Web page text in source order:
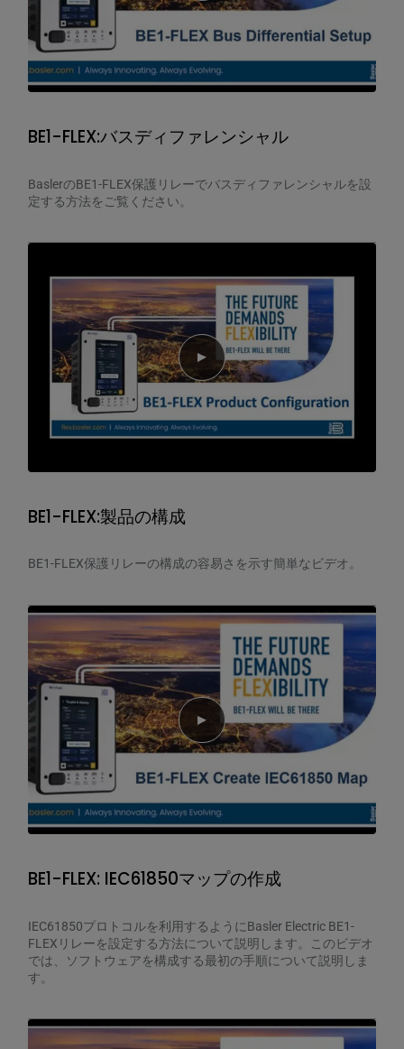
BE1-FLEX:バスディファレンシャル
BaslerのBE1-FLEX保護リレーでバスディファレンシャルを設
定する方法をご覧ください。
Play video
BE1-FLEX:製品の構成
BE1-FLEX保護リレーの構成の容易さを示す簡単なビデオ。
Play video
BE1-FLEX: IEC61850マップの作成
IEC61850プロトコルを利用するようにBasler Electric BE1-
FLEXリレーを設定する方法について説明します。このビデオ
では、ソフトウェアを構成する最初の手順について説明しま
す。